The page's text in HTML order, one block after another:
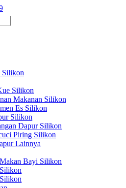
Silikon
Silikon
Makanan Silikon
Es Silikon
Silikon
Dapur Silikon
Piring Silikon
Lainnya
Bayi Silikon